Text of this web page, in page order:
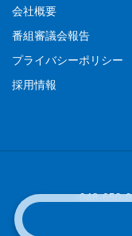
会社概要
番組審議会報告
プライバシーポリシー
採用情報
048-650-
Copyright ©